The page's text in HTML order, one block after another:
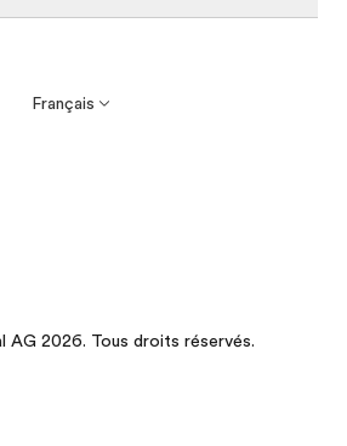
Français
AG 2026. Tous droits réservés.